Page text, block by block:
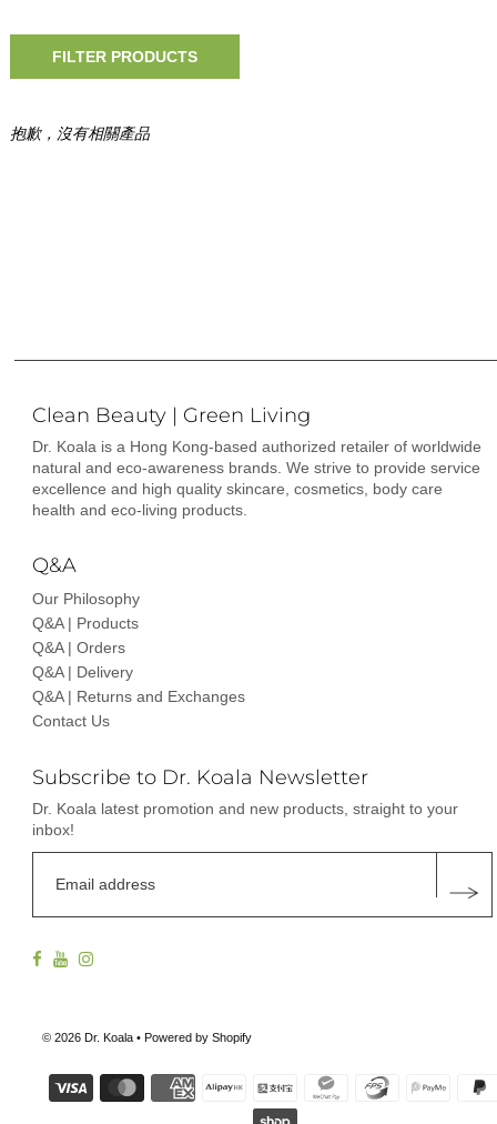
FILTER PRODUCTS
抱歉，沒有相關產品
Clean Beauty | Green Living
Dr. Koala is a Hong Kong-based authorized retailer of worldwide
natural and eco-awareness brands. We strive to provide service
excellence and high quality skincare, cosmetics, body care
health and eco-living products.
Q&A
Our Philosophy
Q&A | Products
Q&A | Orders
Q&A | Delivery
Q&A | Returns and Exchanges
Contact Us
Subscribe to Dr. Koala Newsletter
Dr. Koala latest promotion and new products, straight to your
inbox!
© 2026 Dr. Koala• Powered by Shopify